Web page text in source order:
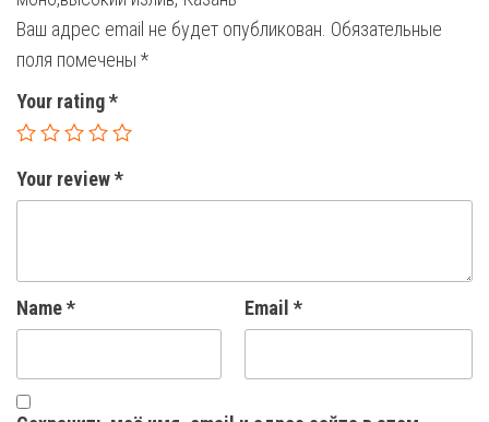
Ваш адрес email не будет опубликован. Обязательные
поля помечены *
Your rating*
Your review*
Name* Email *